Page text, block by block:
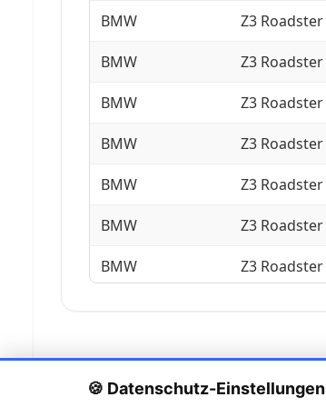
🍪 Datenschutz-Einstellungen
BMW Z3 Roadster
BMW Z3 Roadster
BMW Z3 Roadster
BMW Z3 Roadster
BMW Z3 Roadster
BMW Z3 Roadster
BMW Z3 Roadster
BMW Z3 Roadster